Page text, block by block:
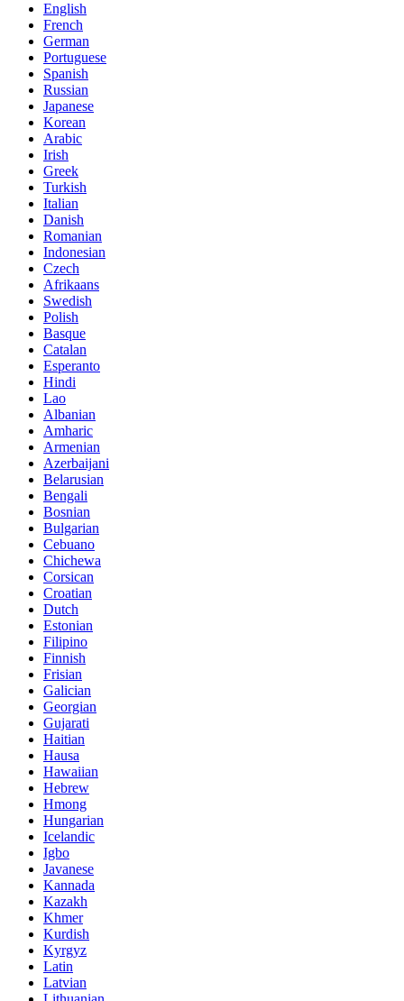
English
French
German
Portuguese
Spanish
Russian
Japanese
Korean
Arabic
Irish
Greek
Turkish
Italian
Danish
Romanian
Indonesian
Czech
Afrikaans
Swedish
Polish
Basque
Catalan
Esperanto
Hindi
Lao
Albanian
Amharic
Armenian
Azerbaijani
Belarusian
Bengali
Bosnian
Bulgarian
Cebuano
Chichewa
Corsican
Croatian
Dutch
Estonian
Filipino
Finnish
Frisian
Galician
Georgian
Gujarati
Haitian
Hausa
Hawaiian
Hebrew
Hmong
Hungarian
Icelandic
Igbo
Javanese
Kannada
Kazakh
Khmer
Kurdish
Kyrgyz
Latin
Latvian